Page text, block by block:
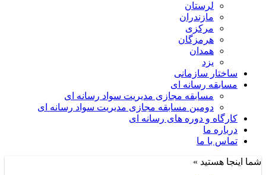
لرستان
مازندران
مرکزی
هرمزگان
همدان
یزد
ساختار سازمانی
مسابقه رسانه ای
مسابقه مجازی مدیریت سواد رسانه ای
دومین مسابقه مجازی مدیریت سواد رسانه ای
کارگاه و دوره های رسانه ای
درباره ما
تماس با ما
شما اینجا هستید »